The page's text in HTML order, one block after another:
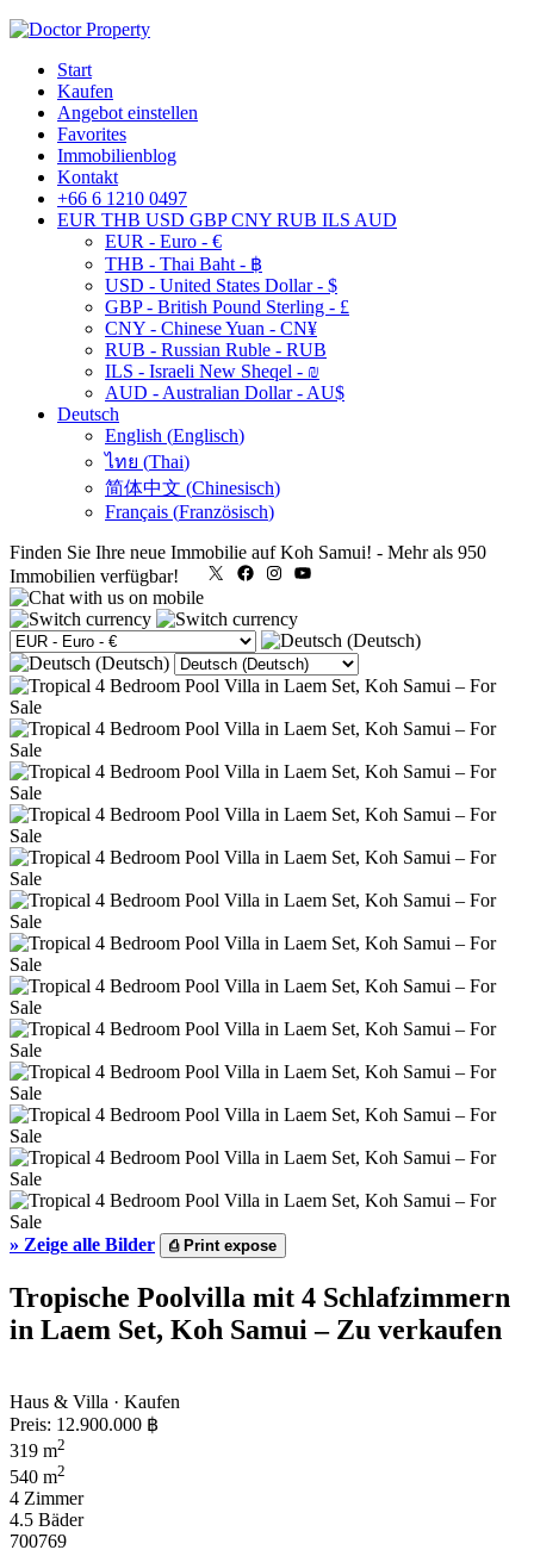
Start
Kaufen
Angebot einstellen
Favorites
Immobilienblog
Kontakt
+66 6 1210 0497
EUR THB USD GBP CNY RUB ILS AUD
EUR - Euro - €
THB - Thai Baht - ฿
USD - United States Dollar - $
GBP - British Pound Sterling - £
CNY - Chinese Yuan - CN¥
RUB - Russian Ruble - RUB
ILS - Israeli New Sheqel - ₪
AUD - Australian Dollar - AU$
Deutsch
English (Englisch)
ไทย (Thai)
简体中文 (Chinesisch)
Français (Französisch)
Finden Sie Ihre neue Immobilie auf Koh Samui! - Mehr als 950
Immobilien verfügbar!
X FacebookInstagram
» Zeige alle Bilder ⎙Print expose
Tropische Poolvilla mit 4 Schlafzimmern
in Laem Set, Koh Samui – Zu verkaufen
Haus & Villa · Kaufen
Preis: 12.900.000 ฿
319 m2
540 m2
4 Zimmer
4.5 Bäder
700769